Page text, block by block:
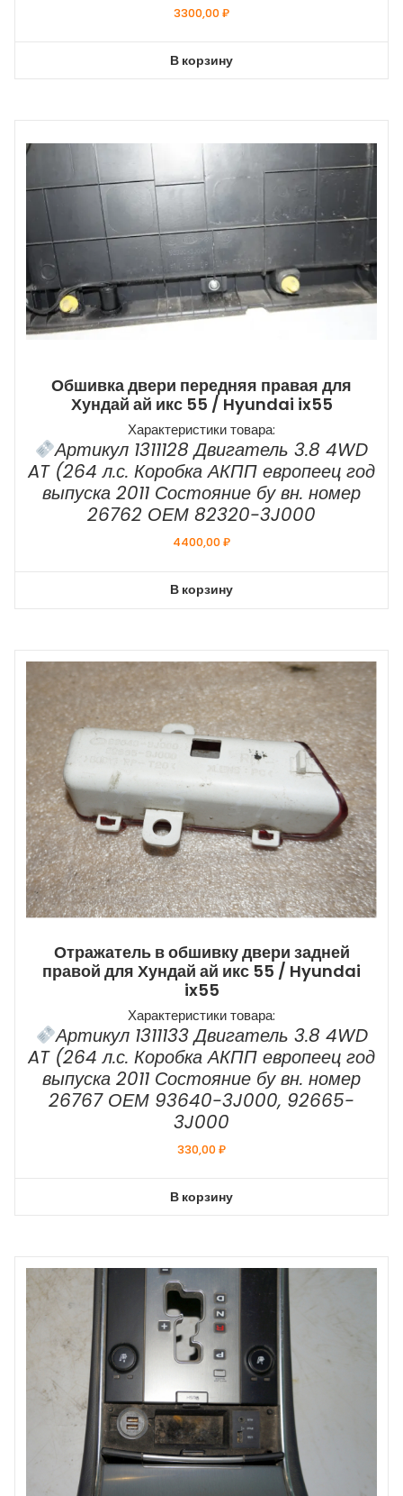
3300,00₽
В корзину
Обшивка двери передняя правая для
Хундай ай икс 55 / Hyundai ix55
Характеристики товара:
Артикул 1311128 Двигатель 3.8 4WD
AT (264 л.с. Коробка АКПП европеец год
выпуска 2011 Состояние бу вн. номер
26762 ОЕМ 82320-3J000
4400,00₽
В корзину
Отражатель в обшивку двери задней
правой для Хундай ай икс 55 / Hyundai
ix55
Характеристики товара:
Артикул 1311133 Двигатель 3.8 4WD
AT (264 л.с. Коробка АКПП европеец год
выпуска 2011 Состояние бу вн. номер
26767 ОЕМ 93640-3J000, 92665-
3J000
330,00₽
В корзину